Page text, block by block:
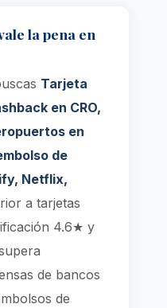
la pena en
Tarjeta
en CRO,
en
de
Netflix,
a tarjetas
4.6★ y
de bancos
de